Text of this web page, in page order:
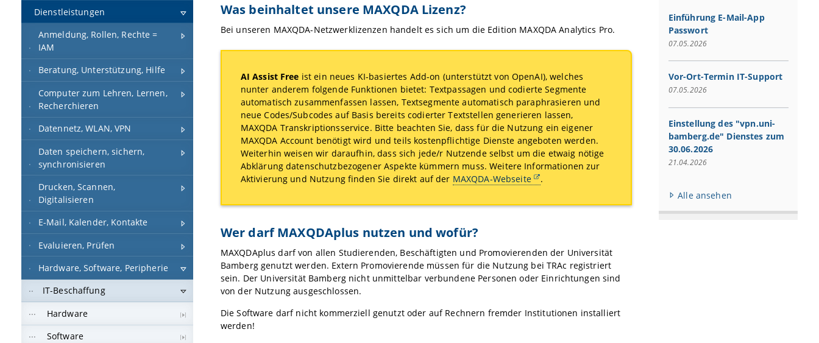
Dienstleistungen
Anmeldung, Rollen, Rechte =
IAM
Beratung, Unterstützung, Hilfe
Computer zum Lehren, Lernen,
Recherchieren
Datennetz, WLAN, VPN
Daten speichern, sichern,
synchronisieren
Drucken, Scannen,
Digitalisieren
E-Mail, Kalender, Kontakte
Evaluieren, Prüfen
Hardware, Software, Peripherie
IT-Beschaffung
Hardware
Software
Was beinhaltet unsere MAXQDA Lizenz?
Bei unseren MAXQDA-Netzwerklizenzen handelt es sich um die Edition MAXQDA Analytics Pro.
AI Assist Free ist ein neues KI-basiertes Add-on (unterstützt von OpenAI), welches
nunter anderem folgende Funktionen bietet: Textpassagen und codierte Segmente
automatisch zusammenfassen lassen, Textsegmente automatisch paraphrasieren und
neue Codes/Subcodes auf Basis bereits codierter Textstellen generieren lassen,
MAXQDA Transkriptionsservice. Bitte beachten Sie, dass für die Nutzung ein eigener
MAXQDA Account benötigt wird und teils kostenpflichtige Dienste angeboten werden.
Weiterhin weisen wir daraufhin, dass sich jede/r Nutzende selbst um die etwaig nötige
Abklärung datenschutzbezogener Aspekte kümmern muss. Weitere Informationen zur
Aktivierung und Nutzung finden Sie direkt auf der MAXQDA-Webseite .
Wer darf MAXQDAplus nutzen und wofür?
MAXQDAplus darf von allen Studierenden, Beschäftigten und Promovierenden der Universität
Bamberg genutzt werden. Extern Promovierende müssen für die Nutzung bei TRAc registriert
sein. Der Universität Bamberg nicht unmittelbar verbundene Personen oder Einrichtungen sind
von der Nutzung ausgeschlossen.
Die Software darf nicht kommerziell genutzt oder auf Rechnern fremder Institutionen installiert
werden!
Einführung E-Mail-App
Passwort
07.05.2026
Vor-Ort-Termin IT-Support
07.05.2026
Einstellung des "vpn.uni-
bamberg.de" Dienstes zum
30.06.2026
21.04.2026
Alle ansehen